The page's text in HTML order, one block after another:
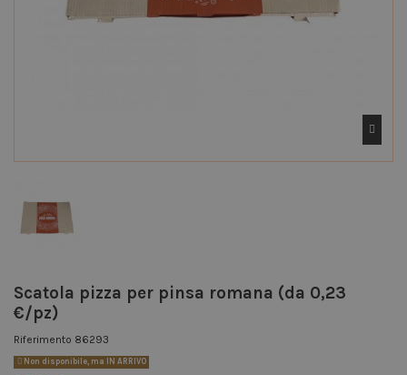
Scatola pizza per pinsa romana (da 0,23
€/pz)
Riferimento 86293
Non disponibile, ma IN ARRIVO